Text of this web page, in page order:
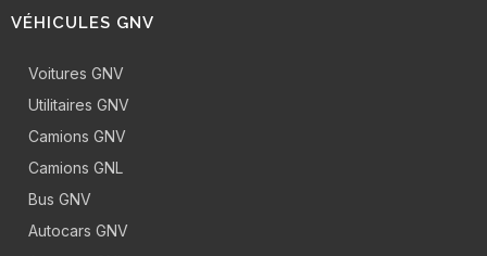
VÉHICULES GNV
Voitures GNV
Utilitaires GNV
Camions GNV
Camions GNL
Bus GNV
Autocars GNV